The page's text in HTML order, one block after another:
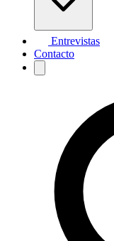
Entrevistas
Contacto